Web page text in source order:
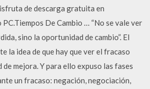
de descarga gratuita en
De Cambio … “No se vale ver
sino la oportunidad de cambio”. El
la idea de que hay que ver el fracaso
mejora. Y para ello expuso las fases
un fracaso: negación, negociación,